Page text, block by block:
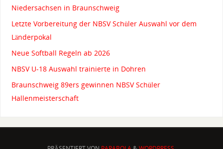
Niedersachsen in Braunschweig
Letzte Vorbereitung der NBSV Schüler Auswahl vor dem
Länderpokal
Neue Softball Regeln ab 2026
NBSV U-18 Auswahl trainierte in Dohren
Braunschweig 89ers gewinnen NBSV Schüler
Hallenmeisterschaft